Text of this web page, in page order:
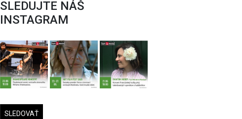
SLEDUJTE NÁŠ
INSTAGRAM
SLEDOVAŤ